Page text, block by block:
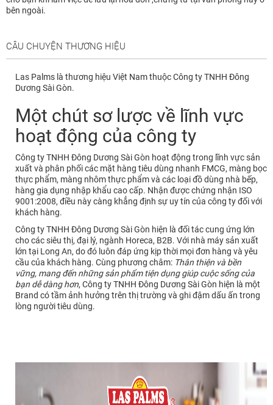
bên ngoài.
CÂU CHUYỆN THƯƠNG HIỆU
Las Palms là thương hiệu Việt Nam thuộc Công ty TNHH Đông
Dương Sài Gòn.
Một chút sơ lược về lĩnh vực
hoạt động của công ty
Công ty TNHH Đông Dương Sài Gòn hoạt động trong lĩnh vực sản
xuất và phân phối các mặt hàng tiêu dùng nhanh FMCG, màng bọc
thực phẩm, màng nhôm thực phẩm và các loại đồ dùng nhà bếp,
hàng gia dụng nhập khẩu cao cấp. Nhận được chứng nhận ISO
9001:2008, điều này càng khẳng định sự uy tín của công ty đối với
khách hàng.
Công ty TNHH Đông Dương Sài Gòn hiện là đối tác cung ứng lớn
cho các siêu thị, đại lý, ngành Horeca, B2B. Với nhà máy sản xuất
lớn tại Long An, do đó luôn đáp ứng kịp thời mọi đơn hàng và yêu
cầu của khách hàng. Cùng phương châm: Thân thiện và bền
vững, mang đến những sản phẩm tiện dụng giúp cuộc sống của
bạn dễ dàng hơn, Công ty TNHH Đông Dương Sài Gòn hiện là một
Brand có tầm ảnh hưởng trên thị trường và ghi đậm dấu ấn trong
lòng người tiêu dùng.